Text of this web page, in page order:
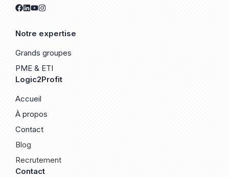
Notre expertise
Grands groupes
PME & ETI
Logic2Profit
Accueil
À propos
Contact
Blog
Recrutement
Contact